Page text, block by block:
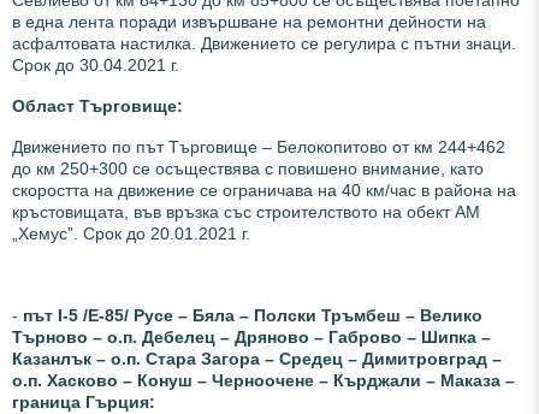
в една лента поради извършване на ремонтни дейности на
асфалтовата настилка. Движението се регулира с пътни знаци.
Срок до 30.04.2021 г.
Област Търговище:
Движението по път Търговище – Белокопитово от км 244+462
до км 250+300 се осъществява с повишено внимание, като
скоростта на движение се ограничава на 40 км/час в района на
кръстовищата, във връзка със строителството на обект АМ
„Хемус”. Срок до 20.01.2021 г.
- път І-5 /Е-85/ Русе – Бяла – Полски Тръмбеш – Велико
Търново – о.п. Дебелец – Дряново – Габрово – Шипка –
Казанлък – о.п. Стара Загора – Средец – Димитровград –
о.п. Хасково – Конуш – Черноочене – Кърджали – Маказа –
граница Гърция: